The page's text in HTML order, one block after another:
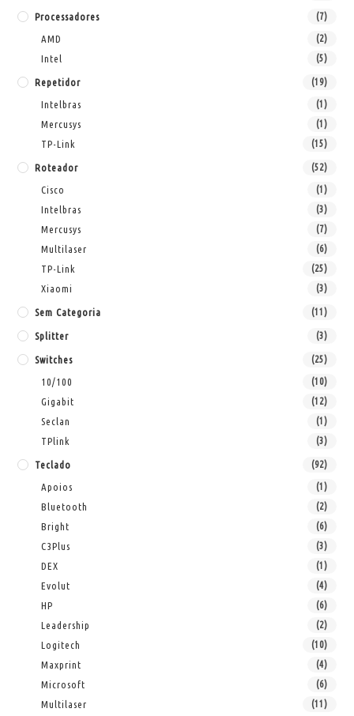
Processadores (7)
AMD (2)
Intel (5)
Repetidor (19)
Intelbras (1)
Mercusys (1)
TP-Link (15)
Roteador (52)
Cisco (1)
Intelbras (3)
Mercusys (7)
Multilaser (6)
TP-Link (25)
Xiaomi (3)
Sem Categoria (11)
Splitter (3)
Switches (25)
10/100 (10)
Gigabit (12)
Seclan (1)
TPlink (3)
Teclado (92)
Apoios (1)
Bluetooth (2)
Bright (6)
C3Plus (3)
DEX (1)
Evolut (4)
HP (6)
Leadership (2)
Logitech (10)
Maxprint (4)
Microsoft (6)
Multilaser (11)